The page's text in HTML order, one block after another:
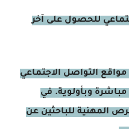
للحصول على آخر
التواصل الاجتماعي
وبأولوية. في
المهنية للباحثين عن